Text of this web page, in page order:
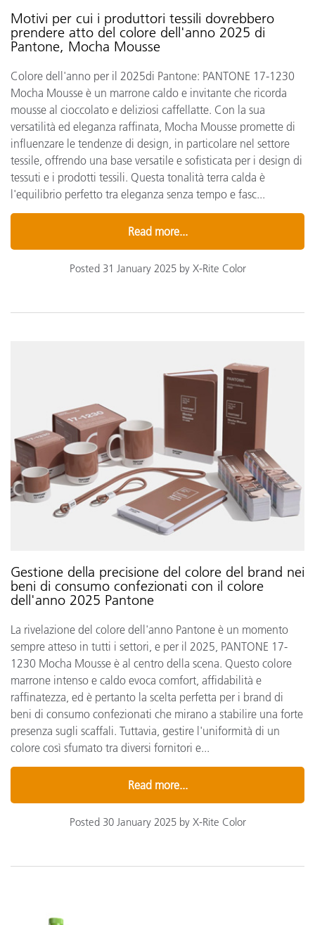
Motivi per cui i produttori tessili dovrebbero
prendere atto del colore dell'anno 2025 di
Pantone, Mocha Mousse
Colore dell'anno per il 2025di Pantone: PANTONE 17-1230
Mocha Mousse è un marrone caldo e invitante che ricorda
mousse al cioccolato e deliziosi caffellatte. Con la sua
versatilità ed eleganza raffinata, Mocha Mousse promette di
influenzare le tendenze di design, in particolare nel settore
tessile, offrendo una base versatile e sofisticata per i design di
tessuti e i prodotti tessili. Questa tonalità terra calda è
l'equilibrio perfetto tra eleganza senza tempo e fasc...
Read more...
Posted 31 January 2025 by X-Rite Color
Gestione della precisione del colore del brand nei
beni di consumo confezionati con il colore
dell'anno 2025 Pantone
La rivelazione del colore dell'anno Pantone è un momento
sempre atteso in tutti i settori, e per il 2025, PANTONE 17-
1230 Mocha Mousse è al centro della scena. Questo colore
marrone intenso e caldo evoca comfort, affidabilità e
raffinatezza, ed è pertanto la scelta perfetta per i brand di
beni di consumo confezionati che mirano a stabilire una forte
presenza sugli scaffali. Tuttavia, gestire l'uniformità di un
colore così sfumato tra diversi fornitori e...
Read more...
Posted 30 January 2025 by X-Rite Color